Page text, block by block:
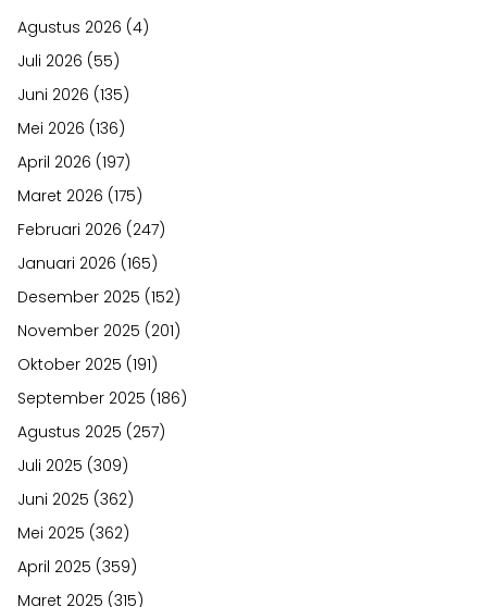
Agustus 2026 (4)
Juli 2026 (55)
Juni 2026 (135)
Mei 2026 (136)
April 2026 (197)
Maret 2026 (175)
Februari 2026 (247)
Januari 2026 (165)
Desember 2025 (152)
November 2025 (201)
Oktober 2025 (191)
September 2025 (186)
Agustus 2025 (257)
Juli 2025 (309)
Juni 2025 (362)
Mei 2025 (362)
April 2025 (359)
Maret 2025 (315)